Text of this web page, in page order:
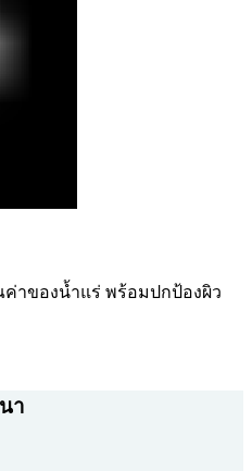
าของน้ำแร่ พร้อมปกป้องผิว
า